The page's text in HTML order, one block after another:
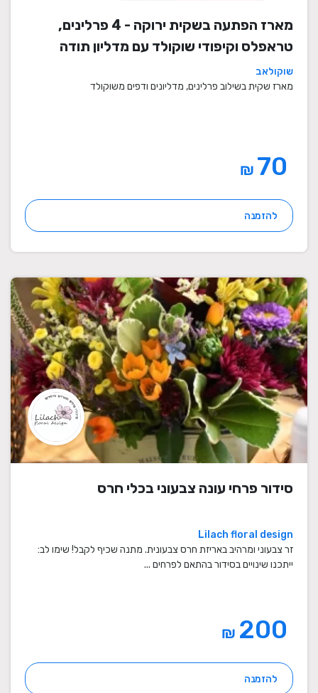
מארז הפתעה בשקית ירוקה - 4 פרלינים,
טראפלס וקיפודי שוקולד עם מדליון תודה
שוקולאב
מארז שקית בשילוב פרלינים, מדליונים ודפים משוקולד
₪
להזמנה
סידור פרחי עונה צבעוני בכלי חרס
Lilach floral design
זר צבעוני ומרהיב באריזת חרס צבעונית. מתנה שכיף לקבל! שימו לב:
ייתכנו שינויים בסידור בהתאם לפרחים ...
₪
להזמנה